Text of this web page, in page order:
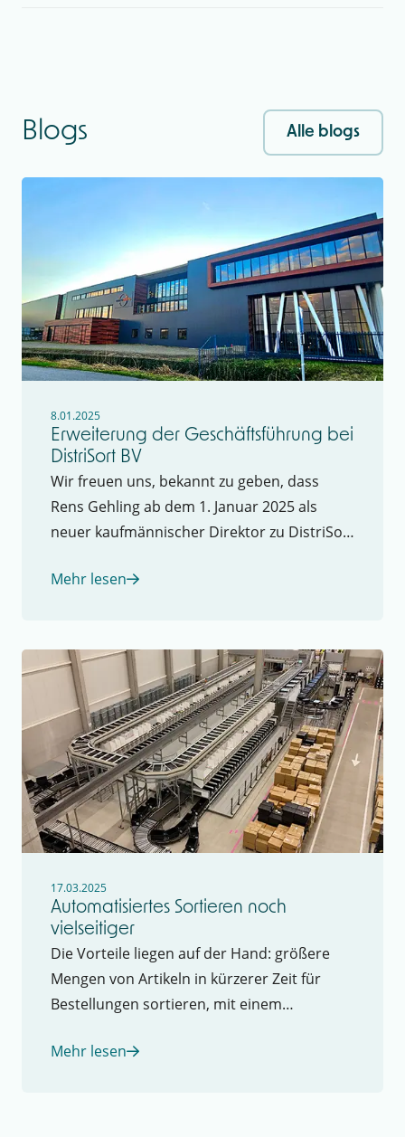
Blogs Alle blogs
8.01.2025
Erweiterung der Geschäftsführung bei
DistriSort BV
Wir freuen uns, bekannt zu geben, dass
Rens Gehling ab dem 1. Januar 2025 als
neuer kaufmännischer Direktor zu DistriSort
Mehr lesen
17.03.2025
Automatisiertes Sortieren noch
vielseitiger
Die Vorteile liegen auf der Hand: größere
Mengen von Artikeln in kürzerer Zeit für
Bestellungen sortieren, mit einem
erledigen und dabei Kosten sparen.
Mehr lesen